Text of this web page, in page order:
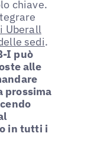
chiave.
Uberall
sedi.
I può
alle
prossima
in tutti i